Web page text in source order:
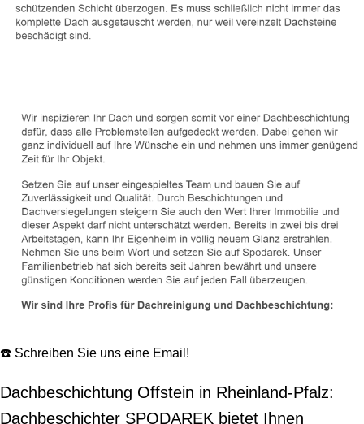
☎️ Schreiben Sie uns eine Email!
Dachbeschichtung Offstein in Rheinland-Pfalz:
Dachbeschichter SPODAREK bietet Ihnen